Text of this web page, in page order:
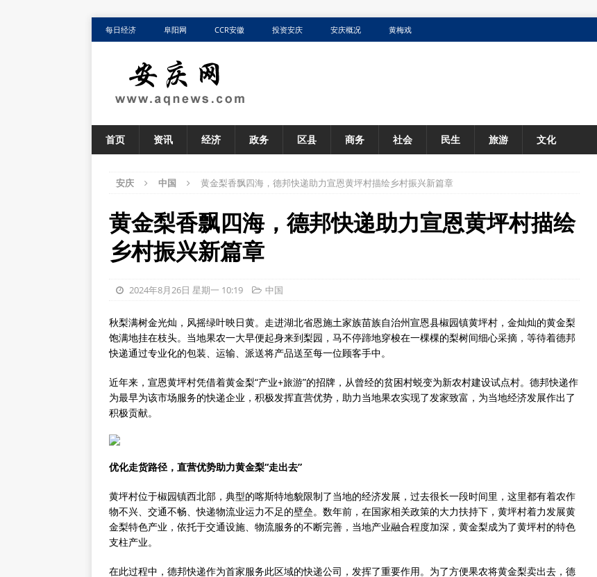
每日经济 阜阳网 CCR安徽 投资安庆 安庆概况 黄梅戏
首页 资讯 经济 政务 区县 商务 社会 民生 旅游 文化
安庆 中国 黄金梨香飘四海，德邦快递助力宣恩黄坪村描绘乡村振兴新篇章
黄金梨香飘四海，德邦快递助力宣恩黄坪村描绘
乡村振兴新篇章
2024年8月26日 星期一 10:19 中国
秋梨满树金光灿，风摇绿叶映日黄。走进湖北省恩施土家族苗族自治州宣恩县椒园镇黄坪村，金灿灿的黄金梨
饱满地挂在枝头。当地果农一大早便起身来到梨园，马不停蹄地穿梭在一棵棵的梨树间细心采摘，等待着德邦
快递通过专业化的包装、运输、派送将产品送至每一位顾客手中。
近年来，宣恩黄坪村凭借着黄金梨“产业+旅游”的招牌，从曾经的贫困村蜕变为新农村建设试点村。德邦快递作
为最早为该市场服务的快递企业，积极发挥直营优势，助力当地果农实现了发家致富，为当地经济发展作出了
积极贡献。
优化走货路径，直营优势助力黄金梨“走出去”
黄坪村位于椒园镇西北部，典型的喀斯特地貌限制了当地的经济发展，过去很长一段时间里，这里都有着农作
物不兴、交通不畅、快递物流业运力不足的壁垒。数年前，在国家相关政策的大力扶持下，黄坪村着力发展黄
金梨特色产业，依托于交通设施、物流服务的不断完善，当地产业融合程度加深，黄金梨成为了黄坪村的特色
支柱产业。
在此过程中，德邦快递作为首家服务此区域的快递公司，发挥了重要作用。为了方便果农将黄金梨卖出去，德